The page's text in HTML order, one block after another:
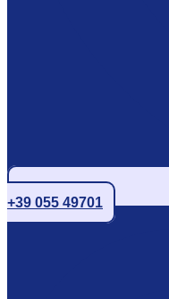
+39 055 49701